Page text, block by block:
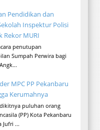
Pendidikan dan
Inspektur Polisi
Rekor MURI
penutupan
Sumpah Perwira bagi
MPC PP Pekanbaru
Kerumahnya
puluhan orang
(PP) Kota Pekanbaru
Jufri ...